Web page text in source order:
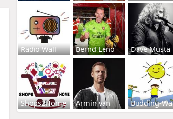
Radio Wall Bernd Leno Dave Musta
Shops2Home Armin van Budding-Wa